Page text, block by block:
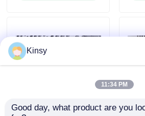
समाचार
बुना तार जाल स्क्रीन
Kinsy
11:34 PM
Good day, what product are you